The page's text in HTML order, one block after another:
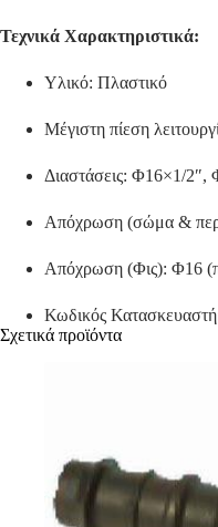
Τεχνικά Χαρακτηριστικά:
Υλικό: Πλαστικό
Μέγιστη πίεση
Διαστάσεις: Φ16×1/
Απόχρωση (σώμα &
Απόχρωση (Φις): Φ16
Κωδικός
Σχετικά προϊόντα